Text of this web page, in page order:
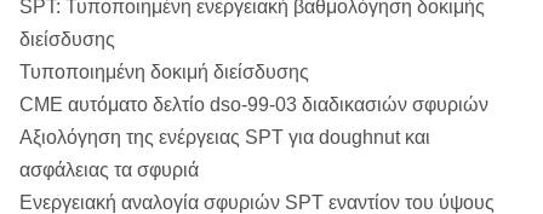
SPT: Τυποποιημένη ενεργειακή βαθμολόγηση δοκιμής
διείσδυσης
Τυποποιημένη δοκιμή διείσδυσης
CME αυτόματο δελτίο dso-99-03 διαδικασιών σφυριών
Αξιολόγηση της ενέργειας SPT για doughnut και
ασφάλειας τα σφυριά
Ενεργειακή αναλογία σφυριών SPT εναντίον του ύψους